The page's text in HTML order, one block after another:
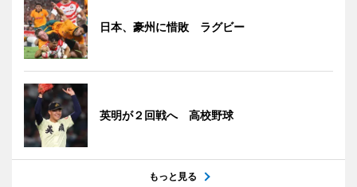
日本、豪州に惜敗 ラグビー
英明が２回戦へ 高校野球
もっと見る